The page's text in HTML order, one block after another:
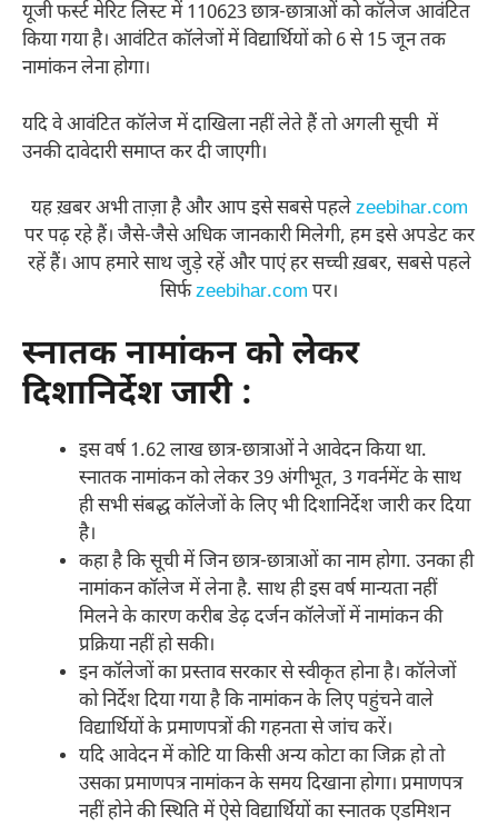
यूजी फर्स्ट मेरिट लिस्ट में 110623 छात्र-छात्राओं को कॉलेज आवंटित
किया गया है। आवंटित कॉलेजों में विद्यार्थियों को 6 से 15 जून तक
नामांकन लेना होगा।
यदि वे आवंटित कॉलेज में दाखिला नहीं लेते हैं तो अगली सूची में
उनकी दावेदारी समाप्त कर दी जाएगी।
यह ख़बर अभी ताज़ा है और आप इसे सबसे पहलेzeebihar.com
पर पढ़ रहे हैं। जैसे-जैसे अधिक जानकारी मिलेगी, हम इसे अपडेट कर
रहें हैं। आप हमारे साथ जुड़े रहें और पाएं हर सच्ची ख़बर, सबसे पहले
सिर्फzeebihar.com पर।
स्नातक नामांकन को लेकर
दिशानिर्देश जारी :
इस वर्ष 1.62 लाख छात्र-छात्राओं ने आवेदन किया था.
स्नातक नामांकन को लेकर 39 अंगीभूत, 3 गवर्नमेंट के साथ
ही सभी संबद्ध काॅलेजाें के लिए भी दिशानिर्देश जारी कर दिया
है।
कहा है कि सूची में जिन छात्र-छात्राओं का नाम होगा. उनका ही
नामांकन कॉलेज में लेना है. साथ ही इस वर्ष मान्यता नहीं
मिलने के कारण करीब डेढ़ दर्जन कॉलेजों में नामांकन की
प्रक्रिया नहीं हो सकी।
इन कॉलेजों का प्रस्ताव सरकार से स्वीकृत होना है। कॉलेजों
को निर्देश दिया गया है कि नामांकन के लिए पहुंचने वाले
विद्यार्थियों के प्रमाणपत्रों की गहनता से जांच करें।
यदि आवेदन में कोटि या किसी अन्य कोटा का जिक्र हो तो
उसका प्रमाणपत्र नामांकन के समय दिखाना होगा। प्रमाणपत्र
नहीं होने की स्थिति में ऐसे विद्यार्थियों का स्नातक एडमिशन